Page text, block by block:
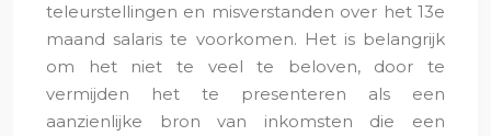
teleurstellingen en misverstanden over het 13e
maand salaris te voorkomen. Het is belangrijk
om het niet te veel te beloven, door te
vermijden het te presenteren als een
aanzienlijke bron van inkomsten die een